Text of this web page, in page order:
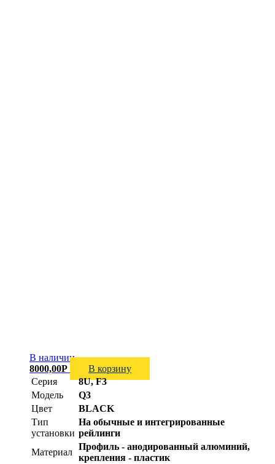
В наличии
8000,00Р
В корзину
Серия
8U, F3
Модель
Q3
Цвет
BLACK
Тип
установки
На обычные и интегрированные
рейлинги
Материал
Профиль - анодированный алюминий,
крепления - пластик